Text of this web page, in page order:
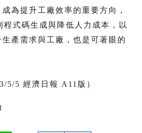
為提升工廠效率的重要方向，
式碼生成與降低人力成本，以
產需求與工廠，也是可著眼的
5/5 經濟日報 A11版）